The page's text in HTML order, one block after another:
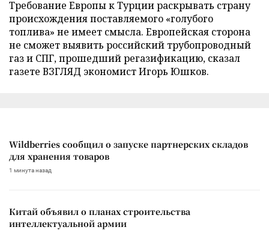
Требование Европы к Турции раскрывать страну
происхождения поставляемого «голубого
топлива» не имеет смысла. Европейская сторона
не сможет выявить российский трубопроводный
газ и СПГ, прошедший регазификацию, сказал
газете ВЗГЛЯД экономист Игорь Юшков.
Wildberries сообщил о запуске партнерских складов
для хранения товаров
1 минута назад
Китай объявил о планах строительства
интеллектуальной армии